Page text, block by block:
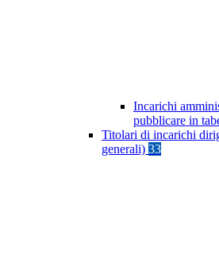
Incarichi
pubblicare in
Titolari di incarichi
generali) 33